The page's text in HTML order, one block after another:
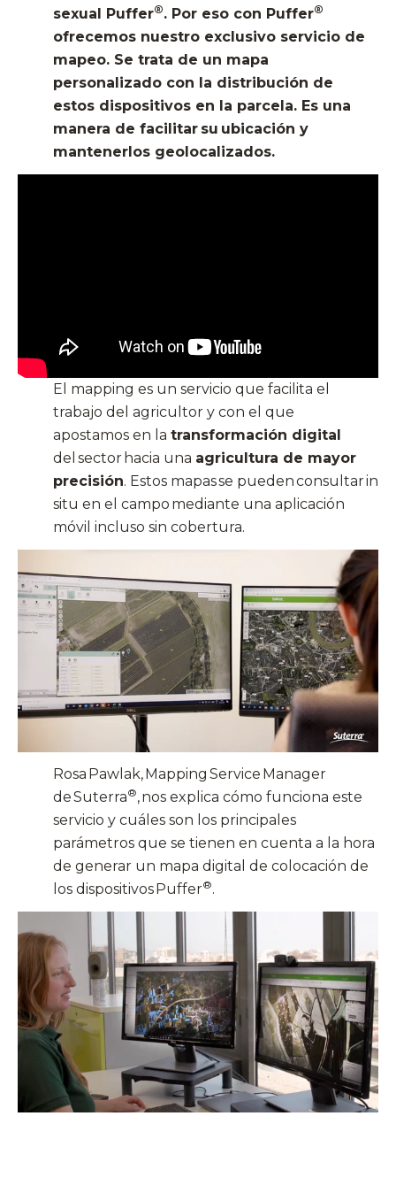
sexual Puffer®. Por eso con Puffer®
ofrecemos nuestro exclusivo servicio de
mapeo. Se trata de un mapa
personalizado con la distribución de
estos dispositivos en la parcela. Es una
manera de facilitar su ubicación y
mantenerlos geolocalizados.
El mapping es un servicio que facilita el
trabajo del agricultor y con el que
apostamos en la transformación digital
del sector hacia una agricultura de mayor
precisión. Estos mapas se pueden consultar in
situ en el campo mediante una aplicación
móvil incluso sin cobertura.
Rosa Pawlak, Mapping Service Manager
de Suterra®, nos explica cómo funciona este
servicio y cuáles son los principales
parámetros que se tienen en cuenta a la hora
de generar un mapa digital de colocación de
los dispositivos Puffer®.